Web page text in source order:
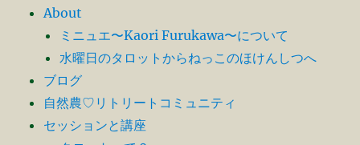
About
ミニュエ〜Kaori Furukawa〜について
水曜日のタロットからねっこのほけんしつへ
ブログ
自然農♡リトリートコミュニティ
セッションと講座